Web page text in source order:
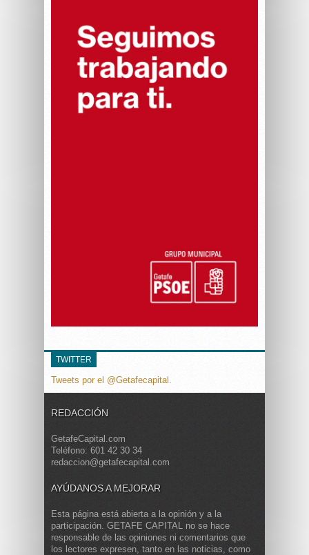
TWITTER
Tweets por el @Getafecapital.
REDACCIÓN
GetafeCapital.com
Teléfono: 601 42 30 34
redaccion@getafecapital.com
AYÚDANOS A MEJORAR
Esta página está abierta a la opinión y a la
participación. GETAFE CAPITAL no se hace
responsable de las opiniones ni comentarios que
los lectores expresen, tanto en las noticias, como